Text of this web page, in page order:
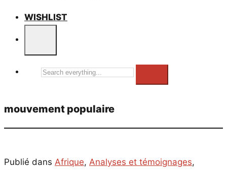
WISHLIST
Search
mouvement populaire
Publié dans Afrique, Analyses et témoignages,